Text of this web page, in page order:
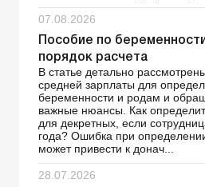
07.08.2026
Пособие по
порядок расчета
В статье детально
средней зарплаты для
беременности и родам и
важные нюансы. Как
для декретных, если
года? Ошибка при
может привести к донач...
28.07.2026